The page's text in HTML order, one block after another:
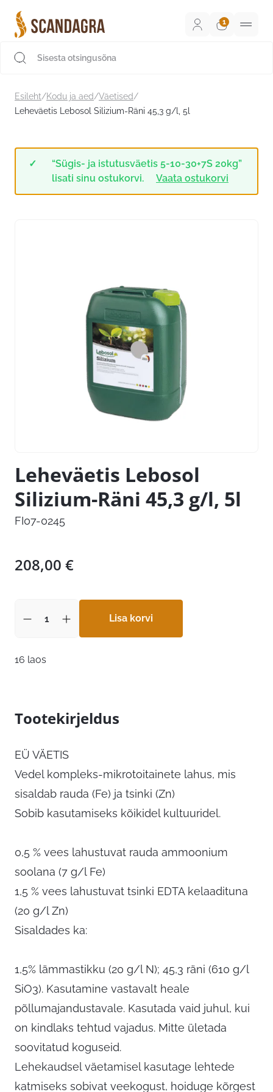
sisu
juurde
Esileht/Kodu ja aed/Väetised/
Leheväetis Lebosol Silizium-Räni 45,3 g/l, 5l
“Sügis- ja istutusväetis 5-10-30+7S 20kg”
lisati sinu ostukorvi.
Vaata ostukorvi
Leheväetis Lebosol
Silizium-Räni 45,3 g/l, 5l
FI07-0245
208,00 €
Lisa korvi
16 laos
Tootekirjeldus
EÜ VÄETIS
Vedel kompleks-mikrotoitainete lahus, mis
sisaldab rauda (Fe) ja tsinki (Zn)
Sobib kasutamiseks kõikidel kultuuridel.
0,5 % vees lahustuvat rauda ammoonium
soolana (7 g/l Fe)
1,5 % vees lahustuvat tsinki EDTA kelaadituna
(20 g/l Zn)
Sisaldades ka:
1,5% lämmastikku (20 g/l N); 45,3 räni (610 g/l
SiO3). Kasutamine vastavalt heale
põllumajandustavale. Kasutada vaid juhul, kui
on kindlaks tehtud vajadus. Mitte ületada
soovitatud koguseid.
Lehekaudsel väetamisel kasutage lehtede
katmiseks sobivat veekogust, hoiduge kõrgest